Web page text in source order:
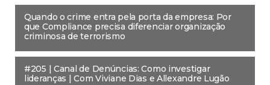
Quando o crime entra pela porta da empresa: Por
que Compliance precisa diferenciar organização
criminosa de terrorismo
#205 | Canal de Denúncias: Como investigar
lideranças | Com Viviane Dias e Allexandre Lugão